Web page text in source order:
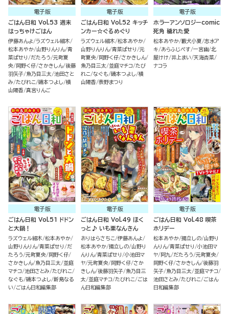
電子版
ごはん日和 Vol.53 週末
はっちゃけごはん
伊藤あんよ ラズウェル細木
松本あやか 山野りんりん 青
菜ぱせり
だたろう 元町夏
央 岡野く仔 さかきしん 後藤
羽矢子 魚乃目三太 池田さと
み たびれこ 磯本つよし 横
山陽香 真宮りんご
電子版
ごはん日和 Vol.52 キッチ
ンカー☆ぐるめぐり
ラズウェル細木 松本あやか
山野りんりん 青菜ぱせり
元
町夏央 岡野く仔 さかきしん
魚乃目三太
並庭マチコ たび
れこ なぐも 磯本つよし 横
山陽香 表野まつり
電子版
ホラーアンソロジーcomic
死角 穢れた愛
松本あやか 藪犬小夏 志水ア
キ
あらふじぺす 一宮幽 北
屋けけ 井上まい 天海杏菜
ナコラ
電子版
ごはん日和 Vol.51 ドドン
と大鍋！
ラズウェル細木 松本あやか
山野りんりん 青菜ぱせり
だ
たろう 元町夏央 岡野く仔
さかきしん 魚乃目三太
並庭
マチコ 池田さとみ たびれこ
なぐも 磯本つよし 新島なる
い
ごはん日和編集部
電子版
ごはん日和 Vol.49 ほく
っと♪ いも栗なんきん
おりはらさちこ 伊藤あんよ
松本あやか 揚立しの 山野り
んりん 青菜ぱせり
小池田マ
ヤ 元町夏央 岡野く仔 さか
きしん 後藤羽矢子 魚乃目三
太
並庭マチコ たびれこ
ごは
ん日和編集部
電子版
ごはん日和 Vol.48 喫茶
ホリデー
松本あやか 揚立しの 山野り
んりん 青菜ぱせり
小池田マ
ヤ 阿九 だたろう 元町夏央
岡野く仔 さかきしん 後藤羽
矢子 魚乃目三太
並庭マチコ
池田さとみ たびれこ
ごはん
日和編集部